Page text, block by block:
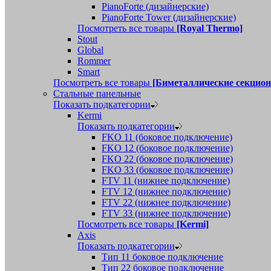
PianoForte (дизайнерские)
PianoForte Tower (дизайнерские)
Посмотреть все товары [Royal Thermo]
Stout
Global
Rommer
Smart
Посмотреть все товары [Биметаллические
Стальные панельные
Показать подкатегории
Kermi
Показать подкатегории
FKO 11 (боковое подключение)
FKO 12 (боковое подключение)
FKO 22 (боковое подключение)
FKO 33 (боковое подключение)
FTV 11 (нижнее подключение)
FTV 12 (нижнее подключение)
FTV 22 (нижнее подключение)
FTV 33 (нижнее подключение)
Посмотреть все товары [Kermi]
Axis
Показать подкатегории
Тип 11 боковое подключение
Тип 22 боковое подключение